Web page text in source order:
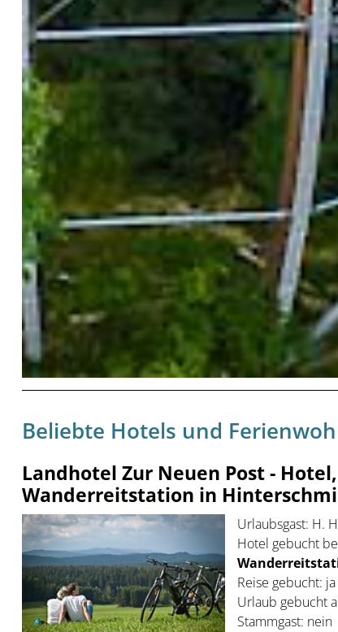
Beliebte Hotels und
Landhotel Zur Neuen Post -
Wanderreitstation in
Urlaubsgast: H.
Hotel gebucht
Reise gebucht: ja
Urlaub gebucht
Stammgast: nein